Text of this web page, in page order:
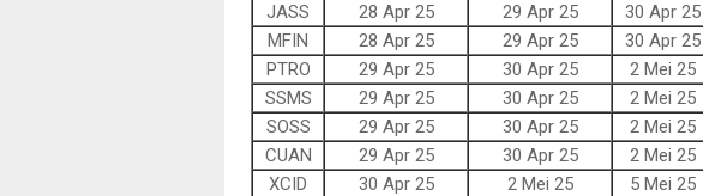
JASS
28 Apr 25 29 Apr 25 30 Apr 25
MFIN
28 Apr 25 29 Apr 25 30 Apr 25
PTRO
29 Apr 25 30 Apr 25 2 Mei 25
SSMS
29 Apr 25 30 Apr 25 2 Mei 25
SOSS
29 Apr 25 30 Apr 25 2 Mei 25
CUAN
29 Apr 25 30 Apr 25 2 Mei 25
XCID
30 Apr 25 2 Mei 25 5 Mei 25